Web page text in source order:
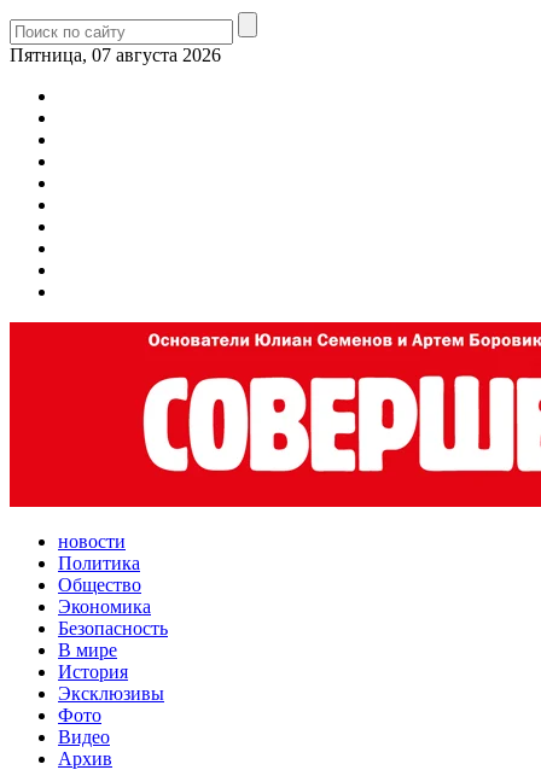
Пятница, 07 августа 2026
новости
Политика
Общество
Экономика
Безопасность
В мире
История
Эксклюзивы
Фото
Видео
Архив